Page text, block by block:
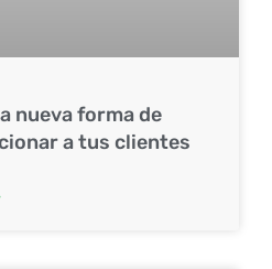
nueva forma de
a tus clientes